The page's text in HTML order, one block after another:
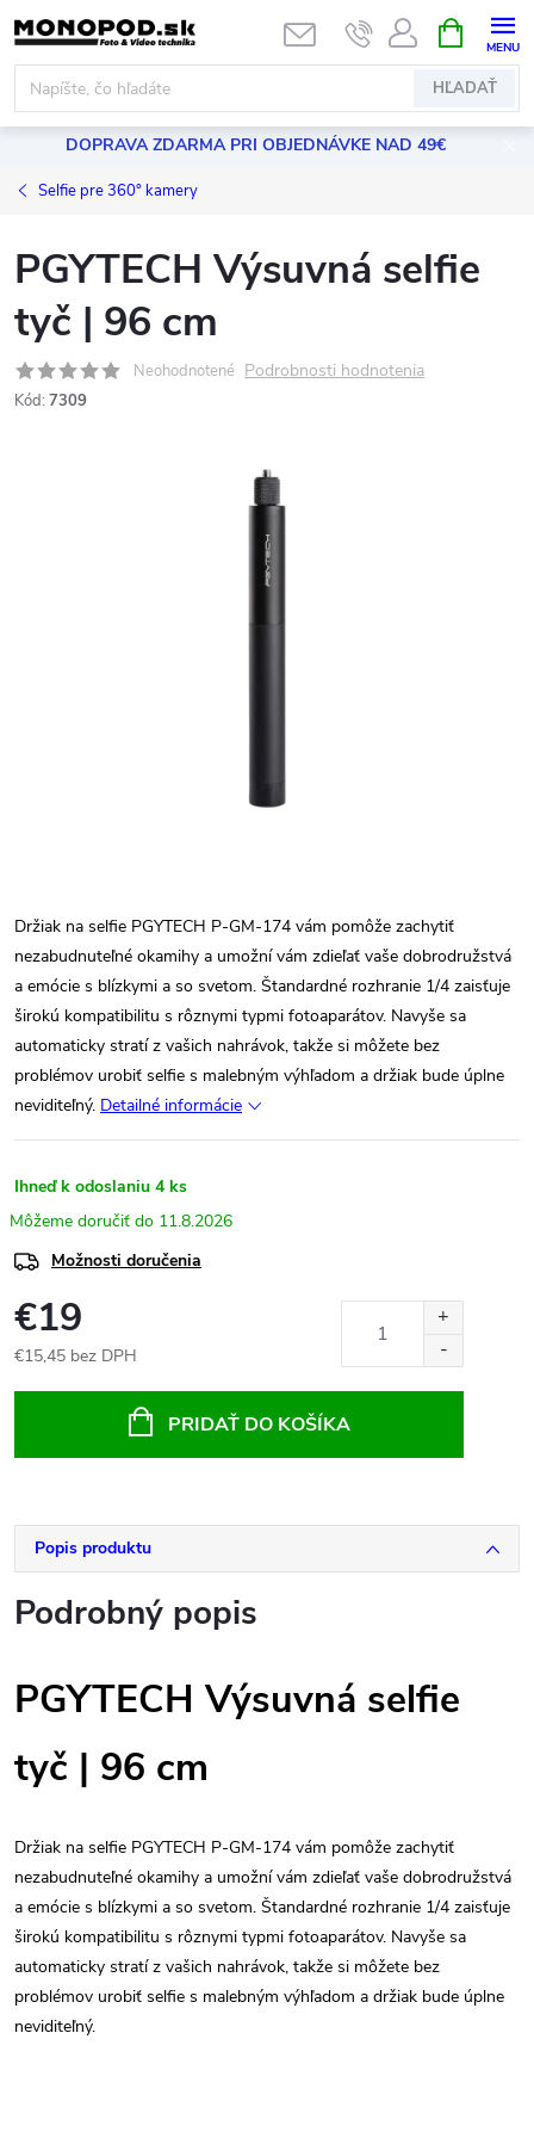
Prejsť
na
obsah
HĽADAŤ
KOŠÍK
DOPRAVA ZDARMA PRI OBJEDNÁVKE NAD 49€
Selfie pre 360° kamery
PGYTECH Výsuvná selfie
tyč | 96 cm
Neohodnotené Podrobnosti hodnotenia
Kód: 7309
Držiak na selfie PGYTECH P-GM-174 vám pomôže zachytiť
nezabudnuteľné okamihy a umožní vám zdieľať vaše dobrodružstvá
a emócie s blízkymi a so svetom. Štandardné rozhranie 1/4 zaisťuje
širokú kompatibilitu s rôznymi typmi fotoaparátov. Navyše sa
automaticky stratí z vašich nahrávok, takže si môžete bez
problémov urobiť selfie s malebným výhľadom a držiak bude úplne
neviditeľný. Detailné informácie
Ihneď k odoslaniu 4 ks
11.8.2026
Možnosti doručenia
€19
€15,45 bez DPH
PRIDAŤ DO KOŠÍKA
Popis produktu
Podrobný popis
PGYTECH Výsuvná selfie
tyč | 96 cm
Držiak na selfie PGYTECH P-GM-174 vám pomôže zachytiť
nezabudnuteľné okamihy a umožní vám zdieľať vaše dobrodružstvá
a emócie s blízkymi a so svetom. Štandardné rozhranie 1/4 zaisťuje
širokú kompatibilitu s rôznymi typmi fotoaparátov. Navyše sa
automaticky stratí z vašich nahrávok, takže si môžete bez
problémov urobiť selfie s malebným výhľadom a držiak bude úplne
neviditeľný.